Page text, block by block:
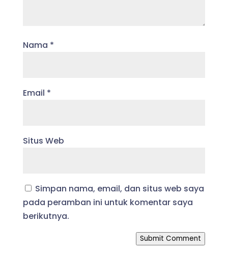
Nama *
Email *
Situs Web
Simpan nama, email, dan situs web saya
pada peramban ini untuk komentar saya
berikutnya.
Submit Comment